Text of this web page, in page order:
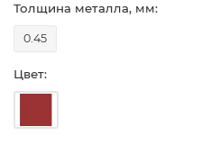
Толщина металла, мм:
0.45
Цвет: